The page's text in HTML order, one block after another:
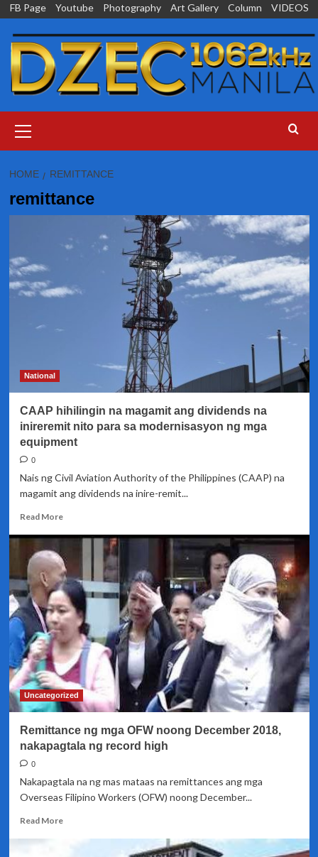
Skip
content
FB Page Youtube Photography Art Gallery Column VIDEOS
Menu
HOME REMITTANCE
remittance
National
CAAP hihilingin na magamit ang dividends na
inireremit nito para sa modernisasyon ng mga
equipment
0
Nais ng Civil Aviation Authority of the Philippines (CAAP) na
magamit ang dividends na inire-remit...
Read MoreRead
about
CAAP
hihilingin
na
magamit
ang
dividends
na
inireremit
nito
para
sa
modernisasyon
mga
equipment
Uncategorized
Remittance ng mga OFW noong December 2018,
nakapagtala ng record high
0
Nakapagtala na ng mas mataas na remittances ang mga
Overseas Filipino Workers (OFW) noong December...
Read MoreRead